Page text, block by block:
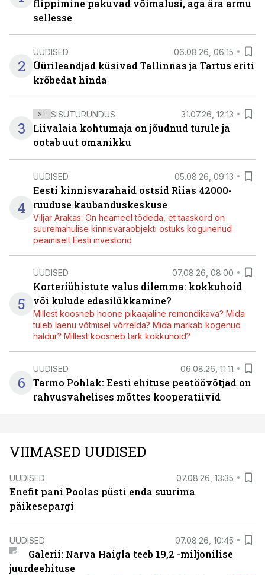
flippimine pakuvad võimalusi, aga ära armu
sellesse
2
UUDISED 06.08.26, 06:15
Üürileandjad küsivad Tallinnas ja Tartus eriti
krõbedat hinda
3
ST SISUTURUNDUS 31.07.26, 12:13
Liivalaia kohtumaja on jõudnud turule ja
ootab uut omanikku
4
UUDISED 05.08.26, 09:13
Eesti kinnisvarahaid ostsid Riias 42000-
ruuduse kaubanduskeskuse
Viljar Arakas: On heameel tõdeda, et taaskord on
suuremahulise kinnisvaraobjekti ostuks kogunenud
peamiselt Eesti investorid
5
UUDISED 07.08.26, 08:00
Korteriühistute valus dilemma: kokkuhoid
või kulude edasilükkamine?
Millest koosneb hoone pikaajaline remondikava? Mida
tuleb laenu võtmisel võrrelda? Mida märkab kogenud
haldur? Millest koosneb tark kokkuhoid?
6
UUDISED 06.08.26, 11:11
Tarmo Pohlak: Eesti ehituse peatöövõtjad on
rahvusvahelises mõttes kooperatiivid
VIIMASED UUDISED
UUDISED 07.08.26, 13:35
Enefit pani Poolas püsti enda suurima
päikesepargi
UUDISED 07.08.26, 10:45
Galerii: Narva Haigla teeb 19,2 -miljonilise
juurdeehituse